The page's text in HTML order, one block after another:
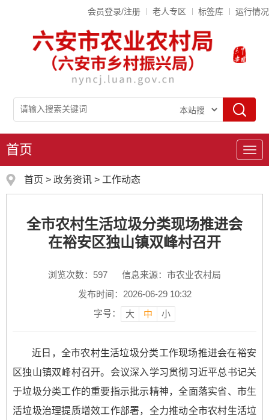
会员登录/注册 老人专区 标签库 运行情况
导
航
首页
首页 > 政务资讯 > 工作动态
全市农村生活垃圾分类现场推进会
在裕安区独山镇双峰村召开
浏览次数： 597
信息来源：市农业农村局
发布时间：2026-06-29 10:32
字号：
大 中 小
近日，全市农村生活垃圾分类工作现场推进会在裕安
区独山镇双峰村召开。会议深入学习贯彻习近平总书记关
于垃圾分类工作的重要指示批示精神，全面落实省、市生
活垃圾治理提质增效工作部署，全力推动全市农村生活垃